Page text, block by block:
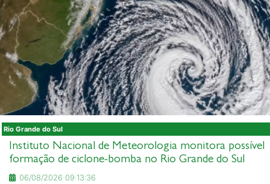
Rio Grande do Sul
Instituto Nacional de Meteorologia monitora possível
formação de ciclone-bomba no Rio Grande do Sul
06/08/2026 09:13:36